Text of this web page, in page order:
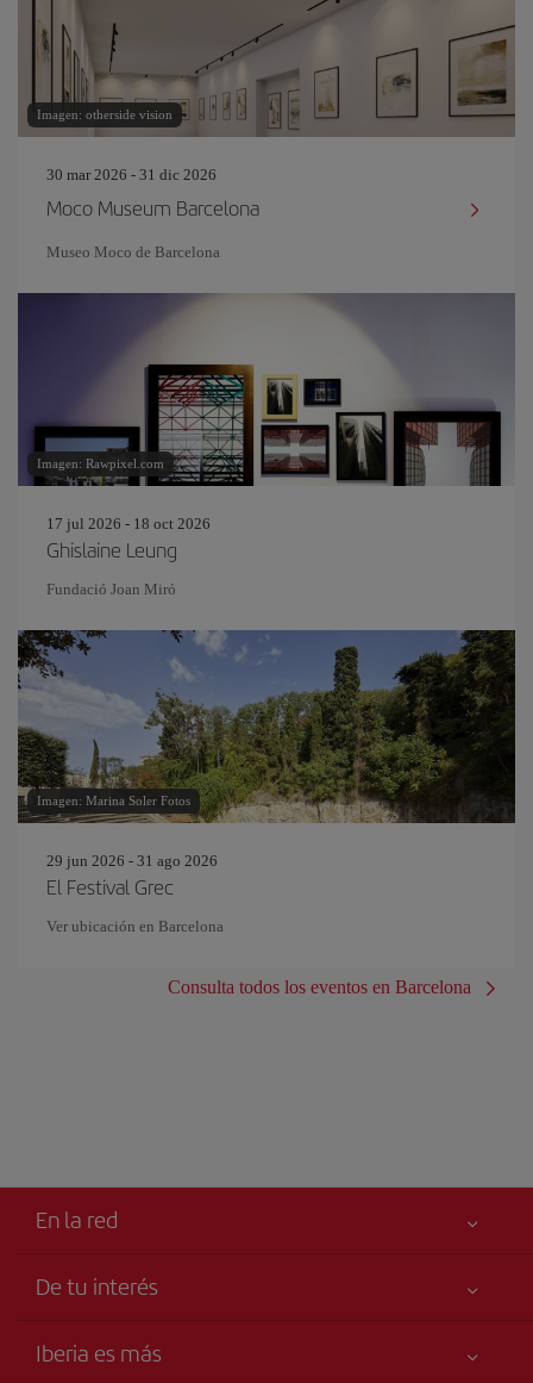
Imagen: otherside vision
30 mar 2026 - 31 dic 2026
Moco Museum Barcelona
Museo Moco de Barcelona
Imagen: Rawpixel.com
17 jul 2026 - 18 oct 2026
Ghislaine Leung
Fundació Joan Miró
Imagen: Marina Soler Fotos
29 jun 2026 - 31 ago 2026
El Festival Grec
Ver ubicación en Barcelona
Consulta todos los eventos en Barcelona
En la red
De tu interés
Accesibilidad
Iberia es más